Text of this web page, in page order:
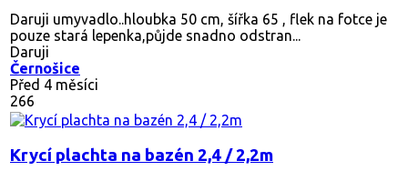
Daruji umyvadlo..hloubka 50 cm, šířka 65 , flek na fotce je
pouze stará lepenka,půjde snadno odstran...
Daruji
Černošice
Před 4 měsíci
266
Krycí plachta na bazén 2,4 / 2,2m